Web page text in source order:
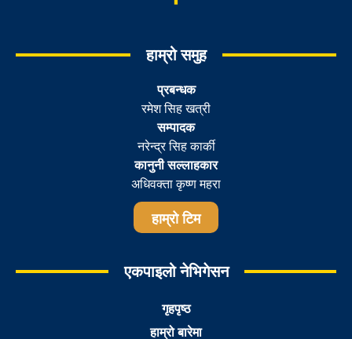
हाम्रो समुह
प्रबन्धक
रमेश सिह खत्री
सम्पादक
नरेन्द्र सिह कार्की
कानुनी सल्लाहकार
अधिवक्ता कृष्ण महरा
हाम्रो टिम
एकपाइलो नेभिगेसन
गृहपृष्ठ
हाम्रो बारेमा